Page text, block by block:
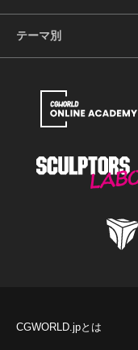
テーマ別
CGWORLD.jpとは